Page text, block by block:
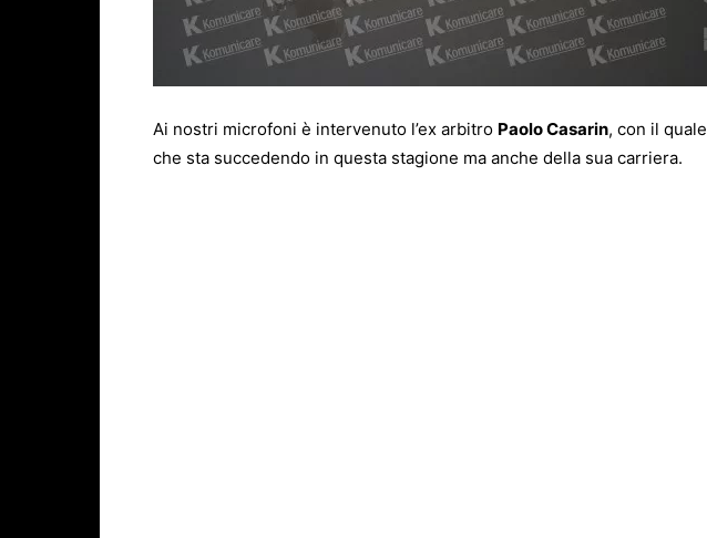
Ai nostri microfoni è intervenuto l’ex arbitro Paolo Casarin, con il
che sta succedendo in questa stagione ma anche della sua carriera.